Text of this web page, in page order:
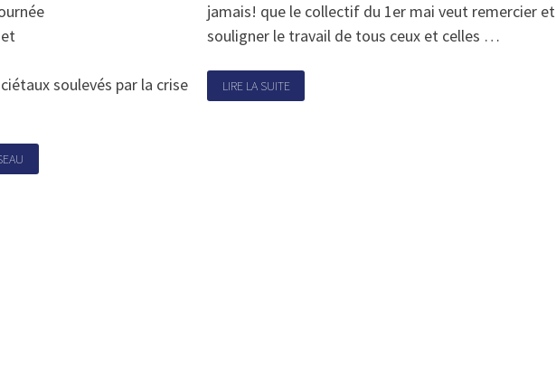
soulevés par la crise et se décline en cinq revendications:
jamais! que le collectif du 1er mai veut remercier et
souligner le travail de tous ceux et celles …
LIRE LA SUITE